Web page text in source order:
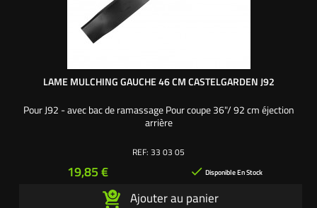
LAME MULCHING GAUCHE 46 CM CASTELGARDEN J92
Pour J92 - avec bac de ramassage Pour coupe 36"/ 92 cm éjection
arrière
REF: 33 03 05
Prix
19,85 €  Disponible En Stock
Ajouter au panier